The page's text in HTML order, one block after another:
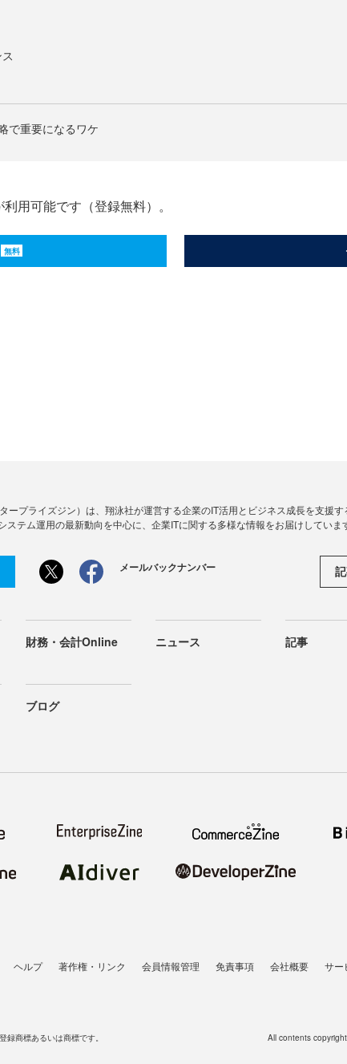
で重要になるワケ
用可能です（登録無料）。
無料
ープライズジン）は、翔泳社が運営する企業のIT活用とビジネス成長を支援
ステム運用の最新動向を中心に、企業ITに関する多様な情報をお届けしていま
メールバックナンバー
財務・会計Online ニュース 記事
ブログ
ヘルプ 著作権・リンク 会員情報管理 免責事項 会社概要 サー
商標あるいは商標です。
All contents